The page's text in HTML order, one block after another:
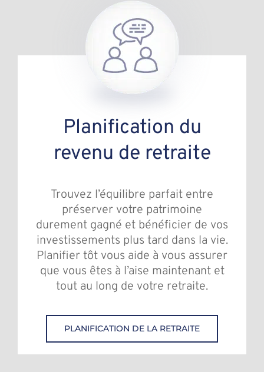
Planification du
revenu de retraite
Trouvez l’équilibre parfait entre
préserver votre patrimoine
durement gagné et bénéficier de vos
investissements plus tard dans la vie.
Planifier tôt vous aide à vous assurer
que vous êtes à l’aise maintenant et
tout au long de votre retraite.
PLANIFICATION DE LA RETRAITE